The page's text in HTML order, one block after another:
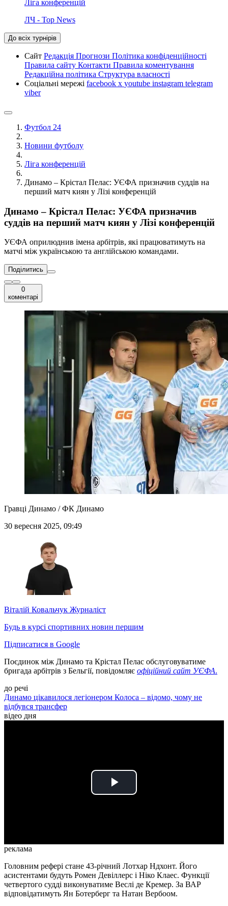
Ліга конференцій
ЛЧ - Top News
До всіх турнірів
Сайт Редакція Прогнози Політика конфіденційності
Правила сайту Контакти Правила коментування
Редакційна політика Структура власності
Соціальні мережі facebook x youtube instagram telegram
viber
Футбол 24
Новини футболу
Ліга конференцій
Динамо – Крістал Пелас: УЄФА призначив суддів на
перший матч киян у Лізі конференцій
Динамо – Крістал Пелас: УЄФА призначив
суддів на перший матч киян у Лізі конференцій
УЄФА оприлюднив імена арбітрів, які працюватимуть на
матчі між українською та англійською командами.
Поділитись
0
коментарі
Гравці Динамо / ФК Динамо
30 вересня 2025, 09:49
Віталій Ковальчук Журналіст
Будь в курсі спортивних новин першим
Підписатися в Google
Поєдинок між Динамо та Крістал Пелас обслуговуватиме
бригада арбітрів з Бельгії, повідомляє офіційний сайт УЄФА.
до речі
Динамо цікавилося легіонером Колоса – відомо, чому не
відбувся трансфер
відео дня
Play
реклама
Головним рефері стане 43-річний Лотхар Ндхонт. Його
асистентами будуть Ромен Девіллерс і Ніко Клаес. Функції
четвертого судді виконуватиме Веслі де Кремер. За ВАР
відповідатимуть Ян Ботерберг та Натан Вербоом.